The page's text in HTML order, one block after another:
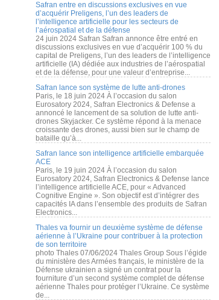
Safran entre en discussions exclusives en vue
d’acquérir Preligens, l’un des leaders de
l’intelligence artificielle pour les secteurs de
l’aérospatial et de la défense
24 juin 2024 Safran Safran annonce être entré en
discussions exclusives en vue d’acquérir 100 % du
capital de Preligens, l’un des leaders de l’intelligence
artificielle (IA) dédiée aux industries de l’aérospatial
et de la défense, pour une valeur d’entreprise...
Safran lance son système de lutte anti-drones
Paris, le 18 juin 2024 À l’occasion du salon
Eurosatory 2024, Safran Electronics & Defense a
annoncé le lancement de sa solution de lutte anti-
drones Skyjacker. Ce système répond à la menace
croissante des drones, aussi bien sur le champ de
bataille qu’à...
Safran lance son intelligence artificielle embarquée
ACE
Paris, le 19 juin 2024 À l’occasion du salon
Eurosatory 2024, Safran Electronics & Defense lance
l’intelligence artificielle ACE, pour « Advanced
Cognitive Engine ». Son objectif est d’intégrer des
capacités IA dans l’ensemble des produits de Safran
Electronics...
Thales va fournir un deuxième système de défense
aérienne à l’Ukraine pour contribuer à la protection
de son territoire
photo Thales 07/06/2024 Thales Group Sous l’égide
du ministère des Armées français, le ministère de la
Défense ukrainien a signé un contrat pour la
fourniture d’un second système complet de défense
aérienne Thales pour protéger l’Ukraine. Ce système
de...